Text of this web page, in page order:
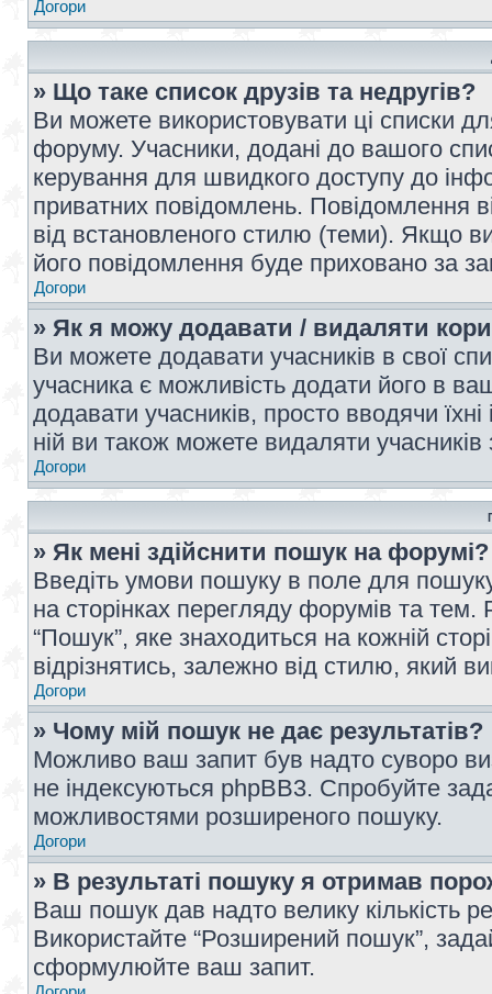
Догори
» Що таке список друзів та недругів?
Ви можете використовувати ці списки
форуму. Учасники, додані до вашого
керування для швидкого доступу до
приватних повідомлень. Повідомлення
від встановленого стилю (теми). Якщо
його повідомлення буде приховано за
Догори
» Як я можу додавати / видаляти
Ви можете додавати учасників в свої
учасника є можливість додати його в
додавати учасників, просто вводячи
ній ви також можете видаляти учасників
Догори
» Як мені здійснити пошук на форумі?
Введіть умови пошуку в поле для
на сторінках перегляду форумів та
“Пошук”, яке знаходиться на кожній
відрізнятись, залежно від стилю, який
Догори
» Чому мій пошук не дає результатів?
Можливо ваш запит був надто суворо
не індексуються phpBB3. Спробуйте
можливостями розширеного пошуку.
Догори
» В результаті пошуку я отримав
Ваш пошук дав надто велику кількість
Використайте “Розширений пошук”,
сформулюйте ваш запит.